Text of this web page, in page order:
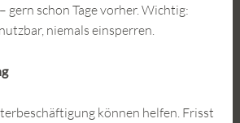
gern schon Tage vorher. Wichtig:
niemals einsperren.
können helfen. Frisst